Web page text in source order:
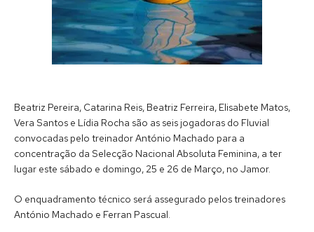
Beatriz Pereira, Catarina Reis, Beatriz Ferreira, Elisabete Matos,
Vera Santos e Lídia Rocha são as seis jogadoras do Fluvial
convocadas pelo treinador António Machado para a
concentração da Selecção Nacional Absoluta Feminina, a ter
lugar este sábado e domingo, 25 e 26 de Março, no Jamor.
O enquadramento técnico será assegurado pelos treinadores
António Machado e Ferran Pascual.